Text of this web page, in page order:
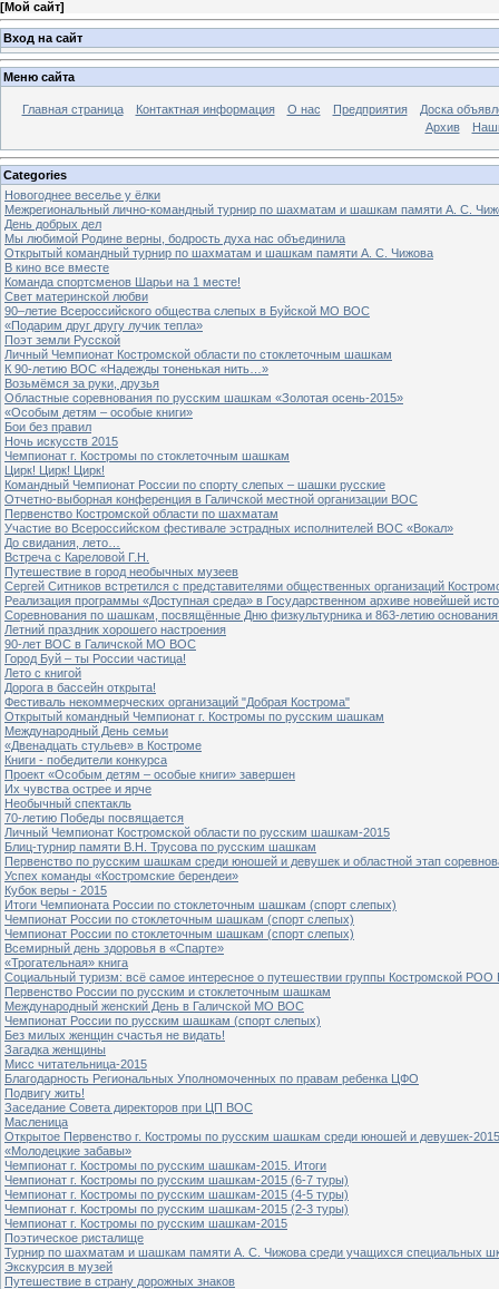
[Мой сайт]
Вход на сайт
Меню сайта
Главная страница Контактная информация О нас Предприятия
Доска
Архив
Categories
Новогоднее веселье у ёлки
Межрегиональный лично-командный турнир по шахматам и шашкам памяти А. С.
День добрых дел
Мы любимой Родине верны, бодрость духа нас объединила
Открытый командный турнир по шахматам и шашкам памяти А. С. Чижова
В кино все вместе
Команда спортсменов Шарьи на 1 месте!
Свет материнской любви
90–летие Всероссийского общества слепых в Буйской МО ВОС
«Подарим друг другу лучик тепла»
Поэт земли Русской
Личный Чемпионат Костромской области по стоклеточным шашкам
К 90-летию ВОС «Надежды тоненькая нить…»
Возьмёмся за руки, друзья
Областные соревнования по русским шашкам «Золотая осень-2015»
«Особым детям – особые книги»
Бои без правил
Ночь искусств 2015
Чемпионат г. Костромы по стоклеточным шашкам
Цирк! Цирк! Цирк!
Командный Чемпионат России по спорту слепых – шашки русские
Отчетно-выборная конференция в Галичской местной организации ВОС
Первенство Костромской области по шахматам
Участие во Всероссийском фестивале эстрадных исполнителей ВОС «Вокал»
До свидания, лето…
Встреча с Кареловой Г.Н.
Путешествие в город необычных музеев
Сергей Ситников встретился с представителями общественных организаций
Реализация программы «Доступная среда» в Государственном архиве новейшей
Соревнования по шашкам, посвящённые Дню физкультурника и 863-летию основания
Летний праздник хорошего настроения
90-лет ВОС в Галичской МО ВОС
Город Буй – ты России частица!
Лето с книгой
Дорога в бассейн открыта!
Фестиваль некоммерческих организаций "Добрая Кострома"
Открытый командный Чемпионат г. Костромы по русским шашкам
Международный День семьи
«Двенадцать стульев» в Костроме
Книги - победители конкурса
Проект «Особым детям – особые книги» завершен
Их чувства острее и ярче
Необычный спектакль
70-летию Победы посвящается
Личный Чемпионат Костромской области по русским шашкам-2015
Блиц-турнир памяти В.Н. Трусова по русским шашкам
Первенство по русским шашкам среди юношей и девушек и областной этап
Успех команды «Костромские берендеи»
Кубок веры - 2015
Итоги Чемпионата России по стоклеточным шашкам (спорт слепых)
Чемпионат России по стоклеточным шашкам (спорт слепых)
Чемпионат России по стоклеточным шашкам (спорт слепых)
Всемирный день здоровья в «Спарте»
«Трогательная» книга
Социальный туризм: всё самое интересное о путешествии группы Костромской
Первенство России по русским и стоклеточным шашкам
Международный женский День в Галичской МО ВОС
Чемпионат России по русским шашкам (спорт слепых)
Без милых женщин счастья не видать!
Загадка женщины
Мисс читательница-2015
Благодарность Региональных Уполномоченных по правам ребенка ЦФО
Подвигу жить!
Заседание Совета директоров при ЦП ВОС
Масленица
Открытое Первенство г. Костромы по русским шашкам среди юношей и девушек-
«Молодецкие забавы»
Чемпионат г. Костромы по русским шашкам-2015. Итоги
Чемпионат г. Костромы по русским шашкам-2015 (6-7 туры)
Чемпионат г. Костромы по русским шашкам-2015 (4-5 туры)
Чемпионат г. Костромы по русским шашкам-2015 (2-3 туры)
Чемпионат г. Костромы по русским шашкам-2015
Поэтическое ристалище
Турнир по шахматам и шашкам памяти А. С. Чижова среди учащихся специальных
Экскурсия в музей
Путешествие в страну дорожных знаков